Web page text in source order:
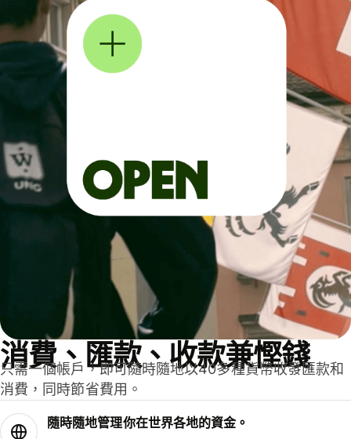
消費、匯款、收款兼慳錢
只需一個帳戶，即可隨時隨地以40多種貨幣收發匯款和
消費，同時節省費用。
隨時隨地管理你在世界各地的資金。